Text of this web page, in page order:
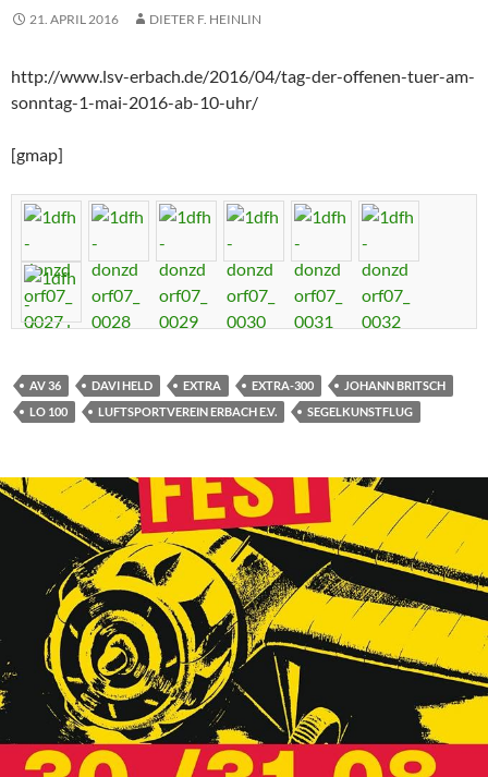
21. APRIL 2016 DIETER F. HEINLIN
http://www.lsv-erbach.de/2016/04/tag-der-offenen-tuer-am-
sonntag-1-mai-2016-ab-10-uhr/
[gmap]
AV 36 DAVI HELD EXTRA EXTRA-300
JOHANN BRITSCH
LO 100
LUFTSPORTVEREIN ERBACH E.V. SEGELKUNSTFLUG